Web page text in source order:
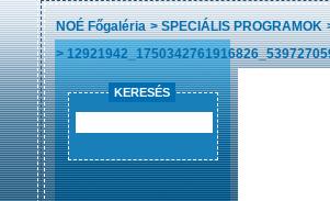
NOÉ Főgaléria >SPECIÁLIS PROGRAMOK
>
KERESÉS